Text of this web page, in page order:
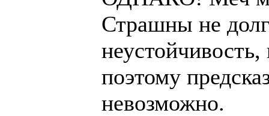
Страшны не
поэтому
невозможно.